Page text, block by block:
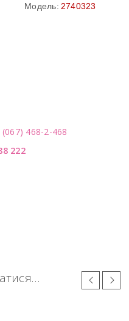
Модель: 2740323
(067) 468-2-468
222